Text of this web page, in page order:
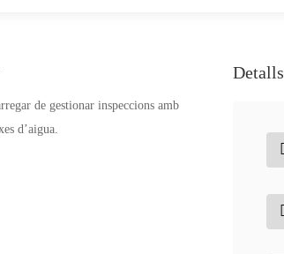
de gestionar inspeccions amb
d’aigua.
Detalls